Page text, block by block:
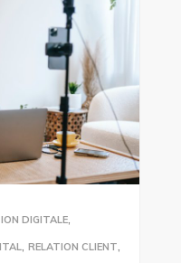
DIGITALE,
, RELATION CLIENT,